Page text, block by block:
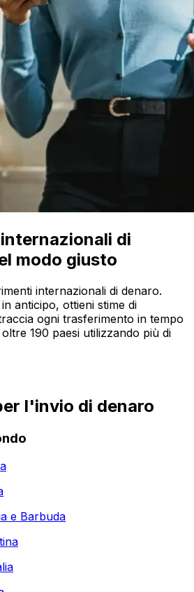
di
modo giusto
internazionali di denaro.
anticipo, ottieni stime di
ogni trasferimento in tempo
190 paesi utilizzando più di
l'invio di denaro
e Barbuda